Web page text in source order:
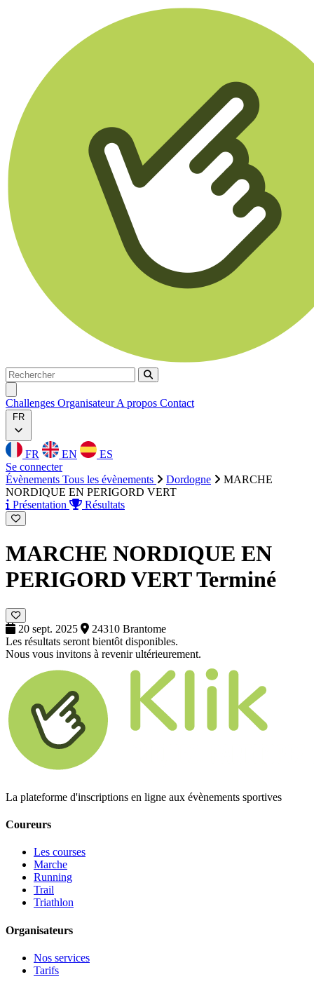
Rechercher
Rechercher
Challenges OrganisateurA propos Contact
FR
FR EN
ES
Se connecter
Évènements Tous les évènements Dordogne
MARCHE
NORDIQUE EN PERIGORD VERT
Présentation
Résultats
MARCHE NORDIQUE EN
PERIGORD VERTTerminé
20 sept. 2025
24310 Brantome
Les résultats seront bientôt disponibles.
Nous vous invitons à revenir ultérieurement.
La plateforme d'inscriptions en ligne aux évènements sportives
Coureurs
Les courses
Marche
Running
Trail
Triathlon
Organisateurs
Nos services
Tarifs